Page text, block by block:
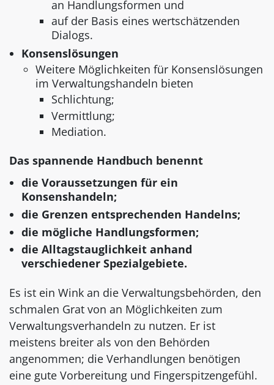
an Handlungsformen und
auf der Basis eines wertschätzenden
Dialogs.
Konsenslösungen
Weitere Möglichkeiten für Konsenslösungen
im Verwaltungshandeln bieten
Schlichtung;
Vermittlung;
Mediation.
Das spannende Handbuch benennt
die Voraussetzungen für ein
Konsenshandeln;
die Grenzen entsprechenden Handelns;
die mögliche Handlungsformen;
die Alltagstauglichkeit anhand
verschiedener Spezialgebiete.
Es ist ein Wink an die Verwaltungsbehörden, den
schmalen Grat von an Möglichkeiten zum
Verwaltungsverhandeln zu nutzen. Er ist
meistens breiter als von den Behörden
angenommen; die Verhandlungen benötigen
eine gute Vorbereitung und Fingerspitzengefühl.